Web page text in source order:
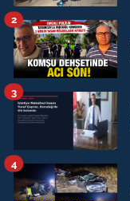
2
3
4